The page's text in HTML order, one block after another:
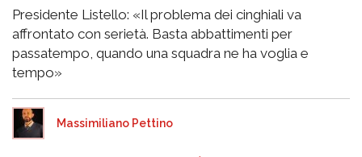
Presidente Listello: «Il problema dei cinghiali va
affrontato con serietà. Basta abbattimenti per
passatempo, quando una squadra ne ha voglia e
tempo»
Massimiliano Pettino